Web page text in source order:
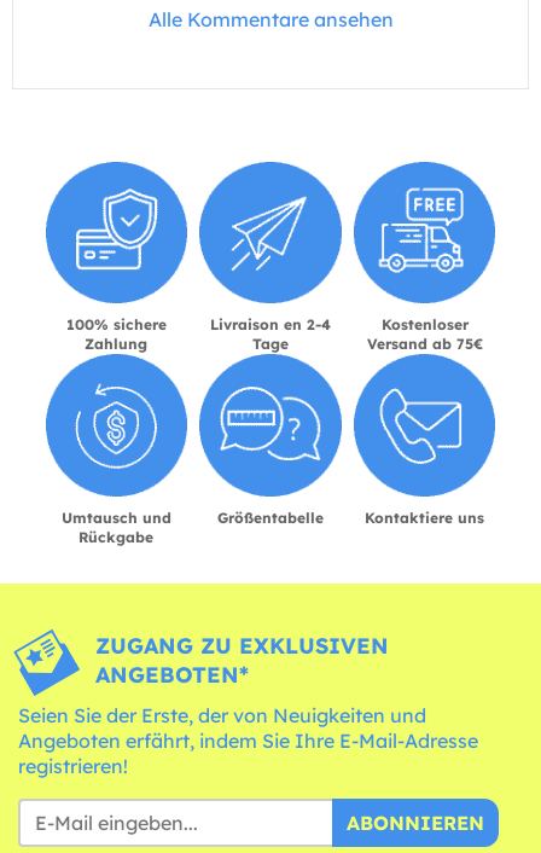
Alle Kommentare ansehen
100% sichere
Zahlung
Livraison en 2-4
Tage
Kostenloser
Versand ab 75€
Umtausch und
Rückgabe
Größentabelle Kontaktiere uns
ZUGANG ZU EXKLUSIVEN
ANGEBOTEN*
Seien Sie der Erste, der von Neuigkeiten und
Angeboten erfährt, indem Sie Ihre E-Mail-Adresse
registrieren!
ABONNIEREN